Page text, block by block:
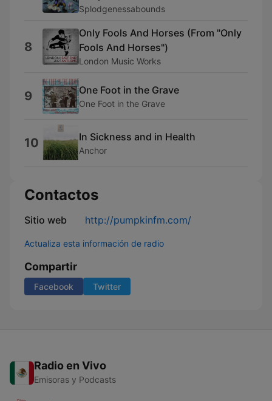
Splodgenessabounds
8
Only Fools And Horses (From "Only
Fools And Horses")
London Music Works
9 One Foot in the Grave
One Foot in the Grave
10 In Sickness and in Health
Anchor
Contactos
Sitio web http://pumpkinfm.com/
Actualiza esta información de radio
Compartir
Facebook Twitter
Radio en Vivo
Emisoras y Podcasts